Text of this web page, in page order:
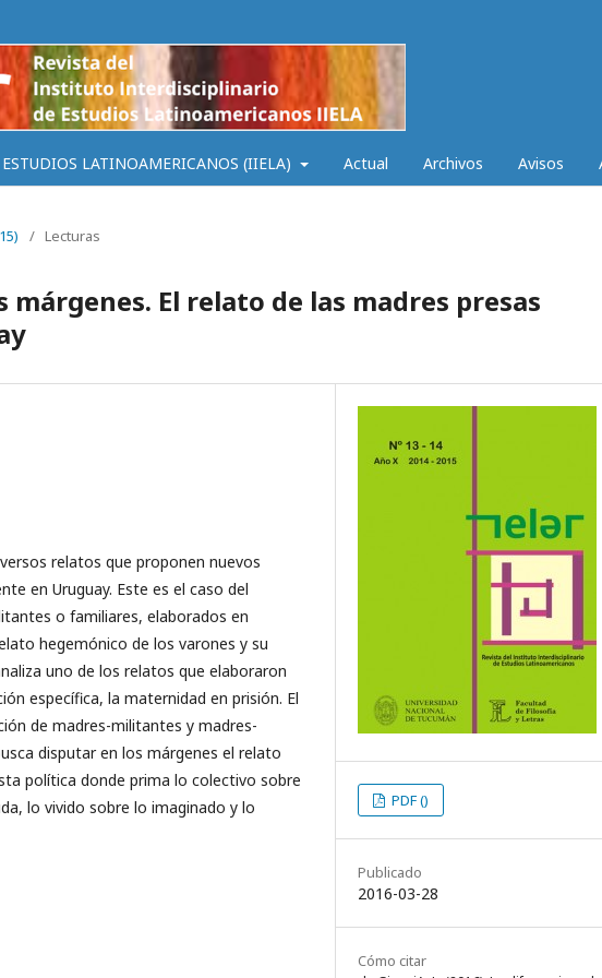
LATINOAMERICANOS (IIELA) Actual Archivos Avisos
/ Lecturas
márgenes. El relato de las madres presas
relatos que proponen nuevos
en Uruguay. Este es el caso del
o familiares, elaborados en
hegemónico de los varones y su
uno de los relatos que elaboraron
específica, la maternidad en prisión. El
de madres-militantes y madres-
disputar en los márgenes el relato
política donde prima lo colectivo sobre
lo vivido sobre lo imaginado y lo
PDF ()
Publicado
2016-03-28
Cómo citar